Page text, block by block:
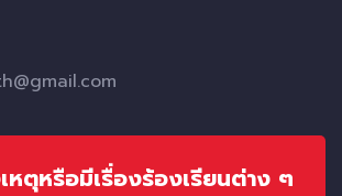
หตุหรือมีเรื่องร้องเรียนต่าง ๆ